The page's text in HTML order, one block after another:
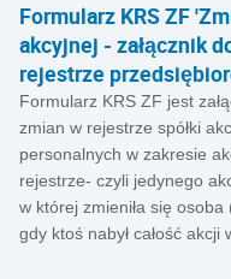
Formularz KRS ZF
akcyjnej - załącznik
rejestrze
Formularz KRS ZF jest
zmian w rejestrze spółki
personalnych w zakresie
rejestrze- czyli jedynego
w której zmieniła się
gdy ktoś nabył całość akcji